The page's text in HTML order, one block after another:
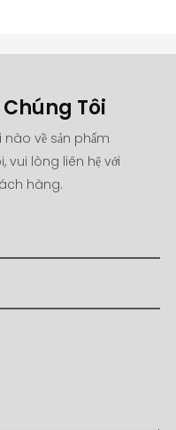
Chúng Tôi
nào về sản phẩm
vui lòng liên hệ với
hàng.